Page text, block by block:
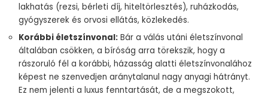
lakhatás (rezsi, bérleti díj, hiteltörlesztés), ruházkodás,
gyógyszerek és orvosi ellátás, közlekedés.
Korábbi életszínvonal: Bár a válás utáni életszínvonal
általában csökken, a bíróság arra törekszik, hogy a
rászoruló fél a korábbi, házasság alatti életszínvonalához
képest ne szenvedjen aránytalanul nagy anyagi hátrányt.
Ez nem jelenti a luxus fenntartását, de a megszokott,